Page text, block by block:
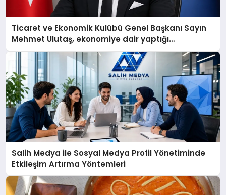
Ticaret ve Ekonomik Kulübü Genel Başkanı Sayın
Mehmet Ulutaş, ekonomiye dair yaptığı
açıklamada şunları kaydetti:
Salih Medya ile Sosyal Medya Profil Yönetiminde
Etkileşim Artırma Yöntemleri